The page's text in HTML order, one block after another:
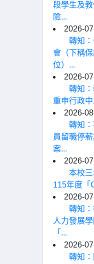
段學生及
險...
2026-
轉知
會（下稱
位）...
2026-
轉知
重申行政
2026-
轉知
員留職停
案...
2026-
本校
115年度「
2026-
轉知
人力發展
「...
2026-
轉知